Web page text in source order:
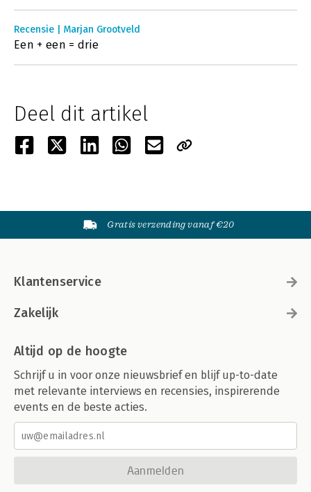
Recensie | Marjan Grootveld
Een + een = drie
Deel dit artikel
Gratis verzending vanaf €20
Klantenservice
Zakelijk
Altijd op de hoogte
Schrijf u in voor onze nieuwsbrief en blijf up-to-date
met relevante interviews en recensies, inspirerende
events en de beste acties.
Aanmelden